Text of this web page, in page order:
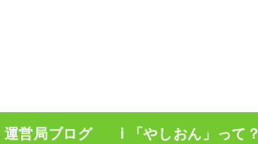
運営局ブログ ℹ️ 「やしおん」って？